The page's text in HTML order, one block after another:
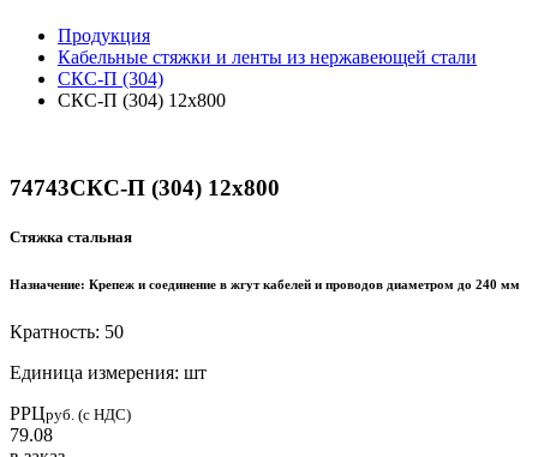
Продукция
Кабельные стяжки и ленты из нержавеющей стали
СКС-П (304)
СКС-П (304) 12х800
74743СКС-П (304) 12х800
Стяжка стальная
Назначение: Крепеж и соединение в жгут кабелей и проводов диаметром до 240 мм
Кратность: 50
Единица измерения: шт
РРЦруб. (с НДС)
79.08